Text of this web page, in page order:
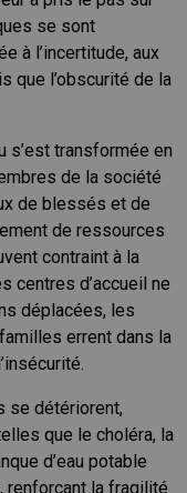
se sont
à l’incertitude, aux
que l’obscurité de la
s’est transformée en
de la société
de blessés et de
de ressources
contraint à la
centres d’accueil ne
déplacées, les
errent dans la
se détériorent,
que le choléra, la
d’eau potable
renforçant la fragilité